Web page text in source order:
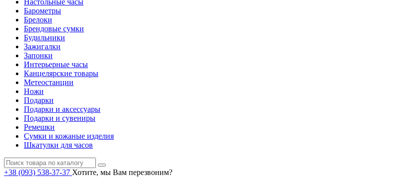
Настольные часы
Барометры
Брелоки
Брендовые сумки
Будильники
Зажигалки
Запонки
Интерьерные часы
Канцелярские товары
Метеостанции
Ножи
Подарки
Подарки и аксессуары
Подарки и сувениры
Ремешки
Сумки и кожаные изделия
Шкатулки для часов
+38 (093) 538-37-37 Хотите, мы Вам перезвоним?